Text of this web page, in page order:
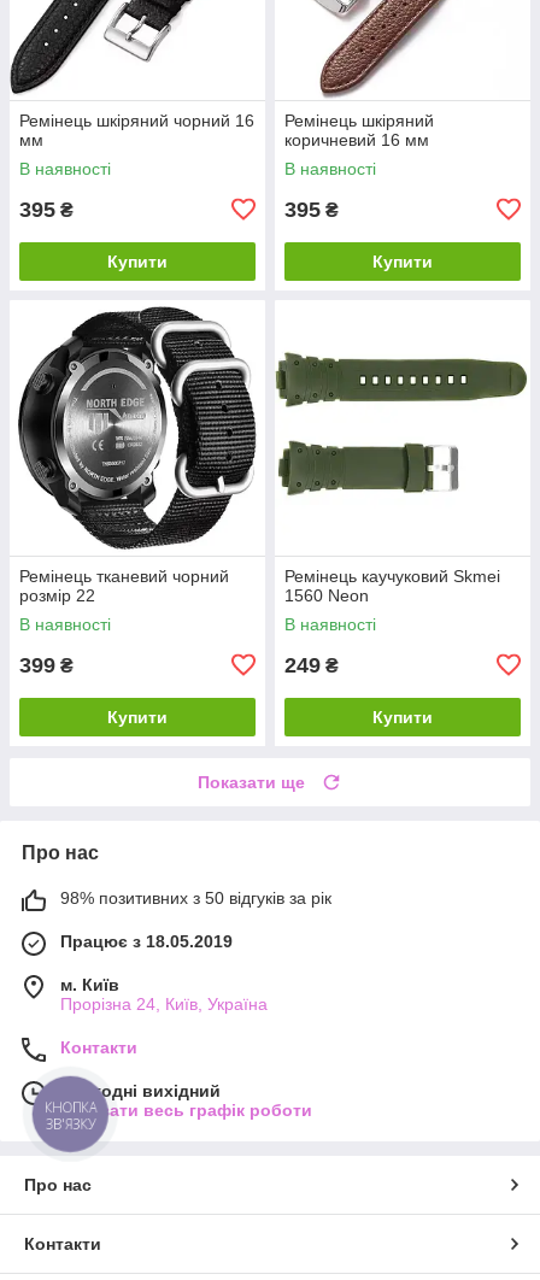
Ремінець шкіряний чорний 16
мм
В наявності
395 ₴
Купити
Ремінець шкіряний
коричневий 16 мм
В наявності
395 ₴
Купити
Ремінець тканевий чорний
розмір 22
В наявності
399 ₴
Купити
Ремінець каучуковий Skmei
1560 Neon
В наявності
249 ₴
Купити
Показати ще
Про нас
98% позитивних з 50 відгуків за рік
Працює з 18.05.2019
м. Київ
Прорізна 24, Київ, Україна
Контакти
Сьогодні вихідний
Показати весь графік роботи
Про нас
Контакти
КНОПКА
ЗВ'ЯЗКУ